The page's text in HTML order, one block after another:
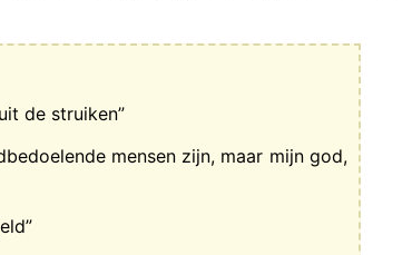
de struiken”
mensen zijn, maar mijn god,